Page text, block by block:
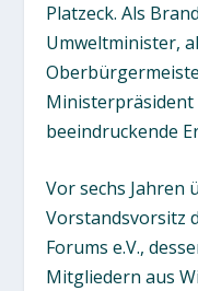
Platzeck. Als
Umweltminister,
beeindruckende
Vor sechs Jahren
Vorstandsvorsitz
Forums e.V.,
Mitgliedern aus